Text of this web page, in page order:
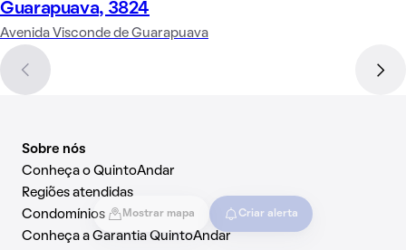
Mostrar mapa Criar alerta
Guarapuava, 3824
Avenida Visconde de Guarapuava
Sobre nós
Conheça o QuintoAndar
Regiões atendidas
Condomínios
Conheça a Garantia QuintoAndar